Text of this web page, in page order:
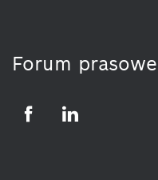
Forum